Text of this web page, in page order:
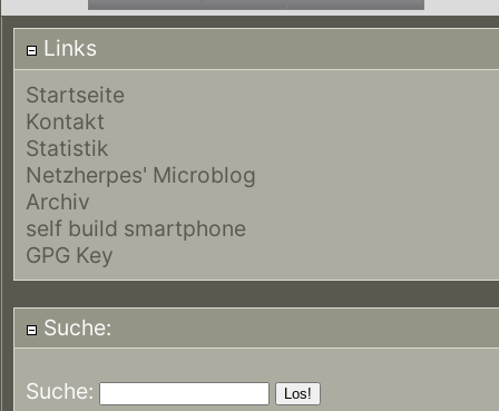
Links
Startseite
Kontakt
Statistik
Netzherpes' Microblog
Archiv
self build smartphone
GPG Key
Suche:
Suche: